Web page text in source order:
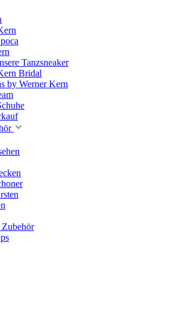
Tanzsneaker
Bridal
by Werner Kern
Zubehör